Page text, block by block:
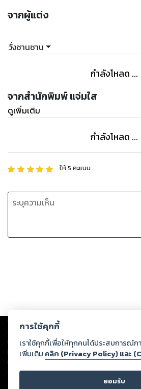
ฮ่องเต้
ว่า
เมื่อใดที่ทุ่งหญ้ากว้างใหญ่นี้ตกเป็นของ
จากผู้แต่ง
วั่งซานซาน
กำลังโหลด ...
จากสำนักพิมพ์ แจ่มใส
ดูเพิ่มเติม
กำลังโหลด ...
ให้5 คะแนน
Copyright © 2026
ต่อผลงานหรือเนื้อหาใดที่อัปโหลดผ่านเว็บไซต์และ
ทรัพย์สินทางปัญญาของบุคคลอื่นหรือขัดต่อกฎหม
ทุกท่านโปรดใช้วิจารณญาณในการกลั่นกรองด้วยต
หนึ่งส่วนใดขัดต่อกฎหมายและศีลธรรม กรุณาแจ้งม
ดำเนินการในทันที ทั้งนี้ ทางสตอรี่ล็อกขอสงวน
ลิขสิทธิ์ พ.ศ. 2537 (ฉบับล่าสุด)
การใช้คุกกี้
เราใช้คุกกี้เพื่อให้ทุกคนได้ประสบการณ์ก
เพิ่มเติม คลิก (Privacy Policy) และ
ยอมรับ